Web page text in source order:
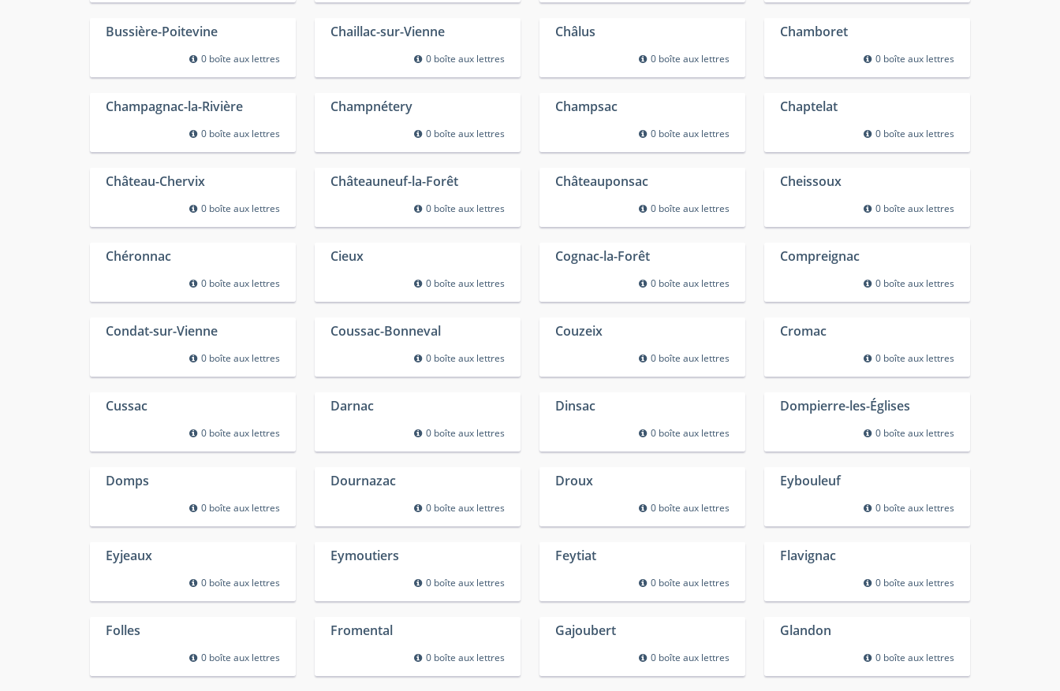
Bussière-Poitevine
0 boîte aux lettres
Chaillac-sur-Vienne
0 boîte aux lettres
Châlus
0 boîte aux lettres
Chamboret
0 boîte aux lettres
Champagnac-la-Rivière
0 boîte aux lettres
Champnétery
0 boîte aux lettres
Champsac
0 boîte aux lettres
Chaptelat
0 boîte aux lettres
Château-Chervix
0 boîte aux lettres
Châteauneuf-la-Forêt
0 boîte aux lettres
Châteauponsac
0 boîte aux lettres
Cheissoux
0 boîte aux lettres
Chéronnac
0 boîte aux lettres
Cieux
0 boîte aux lettres
Cognac-la-Forêt
0 boîte aux lettres
Compreignac
0 boîte aux lettres
Condat-sur-Vienne
0 boîte aux lettres
Coussac-Bonneval
0 boîte aux lettres
Couzeix
0 boîte aux lettres
Cromac
0 boîte aux lettres
Cussac
0 boîte aux lettres
Darnac
0 boîte aux lettres
Dinsac
0 boîte aux lettres
Dompierre-les-Églises
0 boîte aux lettres
Domps
0 boîte aux lettres
Dournazac
0 boîte aux lettres
Droux
0 boîte aux lettres
Eybouleuf
0 boîte aux lettres
Eyjeaux
0 boîte aux lettres
Eymoutiers
0 boîte aux lettres
Feytiat
0 boîte aux lettres
Flavignac
0 boîte aux lettres
Folles
0 boîte aux lettres
Fromental
0 boîte aux lettres
Gajoubert
0 boîte aux lettres
Glandon
0 boîte aux lettres